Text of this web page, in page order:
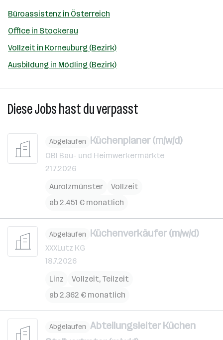
Büroassistenz in Österreich
Office in Stockerau
Vollzeit in Korneuburg (Bezirk)
Ausbildung in Mödling (Bezirk)
Diese Jobs hast du verpasst
Abgelaufen Küchenplaner (m/w/d)
OBI Bau- und Heimwerkermärkte
21.7.2026
Aurolzmünster
Vollzeit
ab 2.451 € monatlich
Abgelaufen Küchenverkäufer (m/w/d)
XXXLutz KG
18.7.2026
Linz
Vollzeit, Teilzeit
ab 2.362 € monatlich
Abgelaufen Abteilungsleiter Küchen